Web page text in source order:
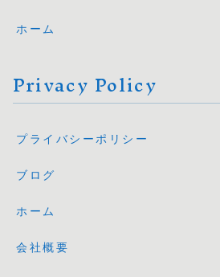
ホーム
Privacy Policy
プライバシーポリシー
ブログ
ホーム
会社概要